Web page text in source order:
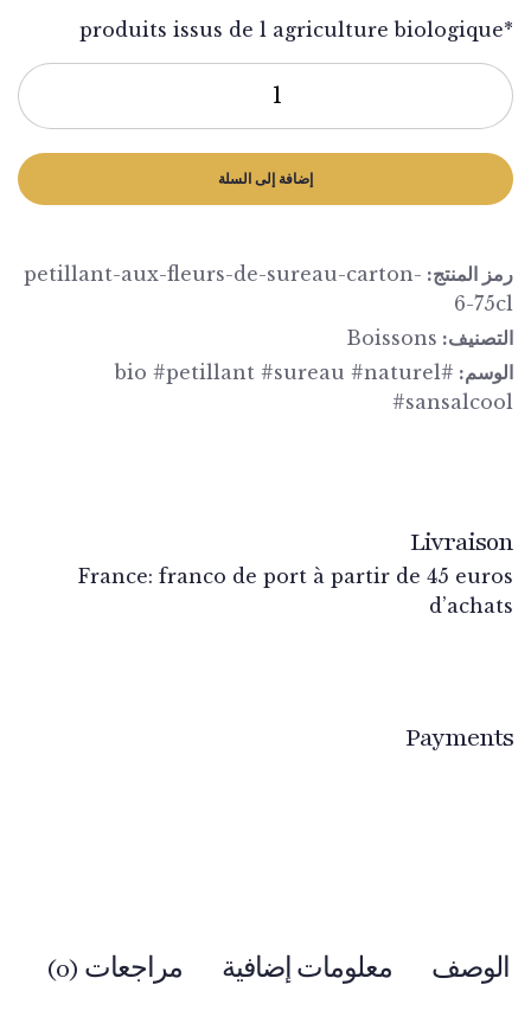
إضافة إلى السلة
المنتج:petillant-aux-fleurs-de-sureau-carton-
6-
Boissons
#bio #petillant #sureau #naturel
France: franco de port à partir de 45
معلومات إضافية مراجعات (0)